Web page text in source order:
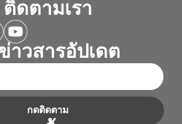
ติดตามเรา
าวสารอัปเดต
กดติดตาม